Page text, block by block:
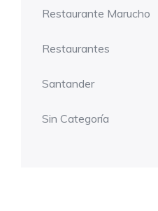
Restaurante Marucho
Restaurantes
Santander
Sin Categoría